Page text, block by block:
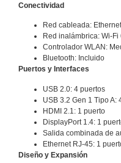
Conectividad
Red cableada:
Red inalámbrica: Wi-
Controlador WLAN:
Bluetooth: Incluido
Puertos y Interfaces
USB 2.0: 4 puertos
USB 3.2 Gen 1 Tipo A:
HDMI 2.1: 1 puerto
DisplayPort 1.4: 1
Salida combinada de
Ethernet RJ-45: 1
Diseño y Expansión